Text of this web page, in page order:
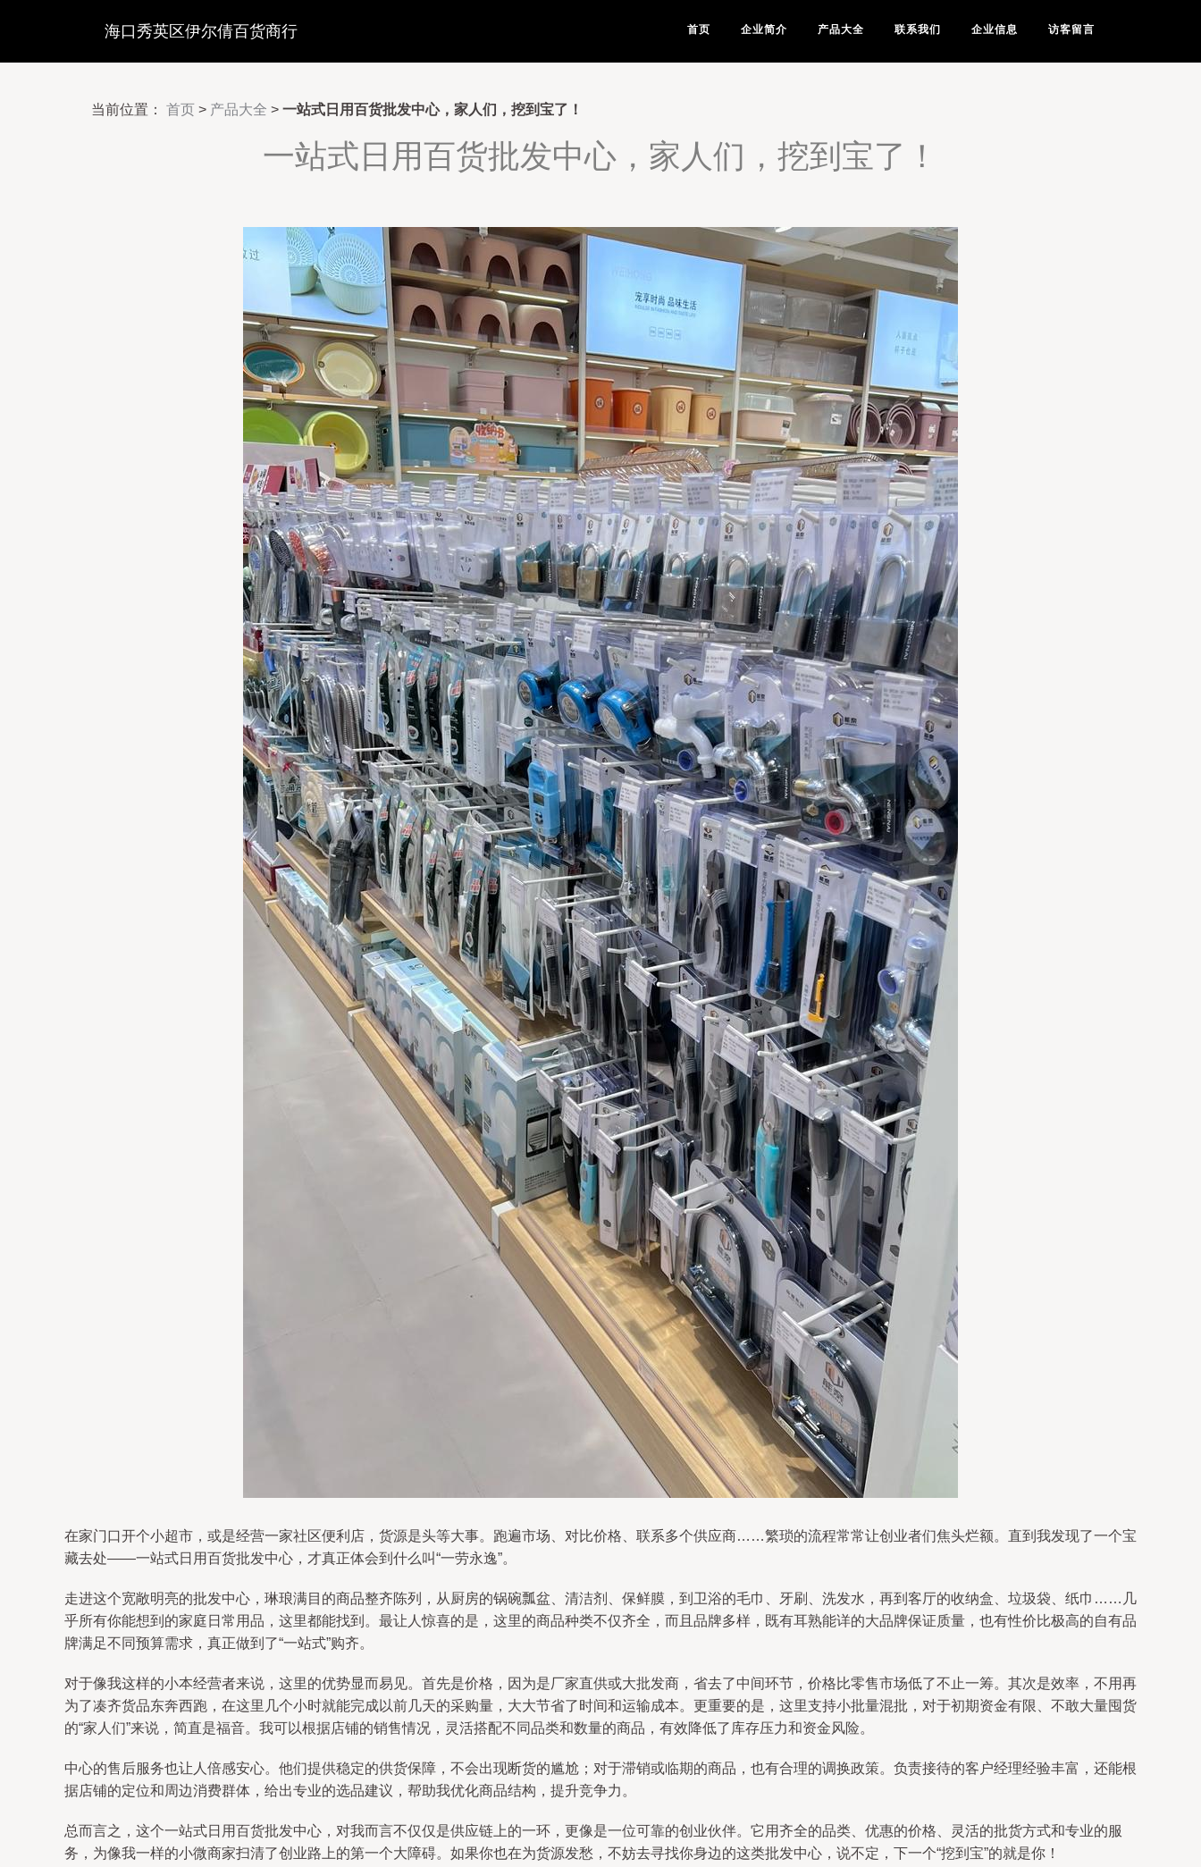
海口秀英区伊尔倩百货商行 首页 企业简介 产品大全 联系我们 企业信息 访客留言
当前位置： 首页 > 产品大全 > 一站式日用百货批发中心，家人们，挖到宝了！
一站式日用百货批发中心，家人们，挖到宝了！
在家门口开个小超市，或是经营一家社区便利店，货源是头等大事。跑遍市场、对比价格、联系多个供应商……繁琐的流程常常让创业者们焦头烂额。直到我发现了一个宝
藏去处——一站式日用百货批发中心，才真正体会到什么叫“一劳永逸”。
走进这个宽敞明亮的批发中心，琳琅满目的商品整齐陈列，从厨房的锅碗瓢盆、清洁剂、保鲜膜，到卫浴的毛巾、牙刷、洗发水，再到客厅的收纳盒、垃圾袋、纸巾……几
乎所有你能想到的家庭日常用品，这里都能找到。最让人惊喜的是，这里的商品种类不仅齐全，而且品牌多样，既有耳熟能详的大品牌保证质量，也有性价比极高的自有品
牌满足不同预算需求，真正做到了“一站式”购齐。
对于像我这样的小本经营者来说，这里的优势显而易见。首先是价格，因为是厂家直供或大批发商，省去了中间环节，价格比零售市场低了不止一筹。其次是效率，不用再
为了凑齐货品东奔西跑，在这里几个小时就能完成以前几天的采购量，大大节省了时间和运输成本。更重要的是，这里支持小批量混批，对于初期资金有限、不敢大量囤货
的“家人们”来说，简直是福音。我可以根据店铺的销售情况，灵活搭配不同品类和数量的商品，有效降低了库存压力和资金风险。
中心的售后服务也让人倍感安心。他们提供稳定的供货保障，不会出现断货的尴尬；对于滞销或临期的商品，也有合理的调换政策。负责接待的客户经理经验丰富，还能根
据店铺的定位和周边消费群体，给出专业的选品建议，帮助我优化商品结构，提升竞争力。
总而言之，这个一站式日用百货批发中心，对我而言不仅仅是供应链上的一环，更像是一位可靠的创业伙伴。它用齐全的品类、优惠的价格、灵活的批货方式和专业的服
务，为像我一样的小微商家扫清了创业路上的第一个大障碍。如果你也在为货源发愁，不妨去寻找你身边的这类批发中心，说不定，下一个“挖到宝”的就是你！